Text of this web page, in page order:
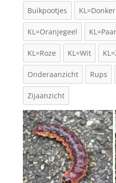
Buikpootjes
KL=Oranjegeel
KL=Roze KL=Wit
Onderaanzicht Rups
Zijaanzicht